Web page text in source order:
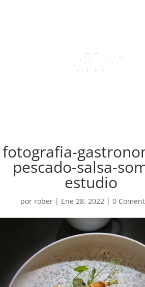
fotografia-
pescado-salsa-
estudio
por rober | Ene 28, 2022 |0